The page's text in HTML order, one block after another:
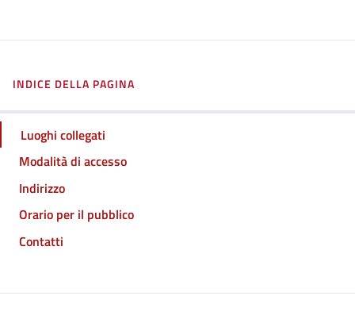
INDICE DELLA PAGINA
Luoghi collegati
Modalità di accesso
Indirizzo
Orario per il pubblico
Contatti